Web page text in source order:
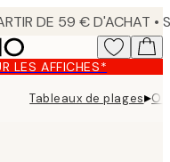
LES AFFICHES*
Tableaux de plages▸